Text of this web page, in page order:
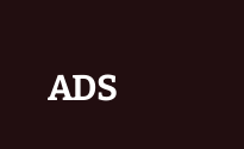
ADS